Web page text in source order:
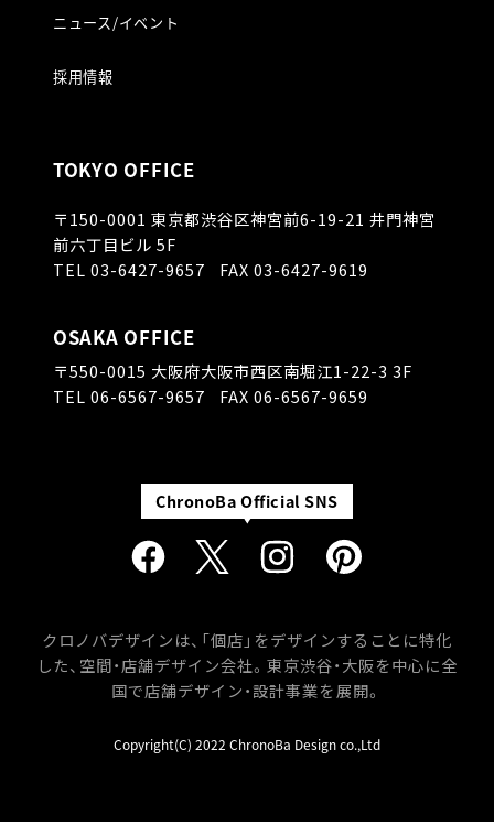
ニュース/イベント
採用情報
TOKYO OFFICE
〒150-0001 東京都渋谷区神宮前6-19-21 井門神宮
前六丁目ビル 5F
TEL 03-6427-9657 FAX 03-6427-9619
OSAKA OFFICE
〒550-0015 大阪府大阪市西区南堀江1-22-3 3F
TEL 06-6567-9657 FAX 06-6567-9659
クロノバデザインは、「個店」をデザインすることに特化
した、空間・店舗デザイン会社。 東京渋谷・大阪を中心に全
国で店舗デザイン・設計事業を展開。
Copyright(C) 2022 ChronoBa Design co.,Ltd